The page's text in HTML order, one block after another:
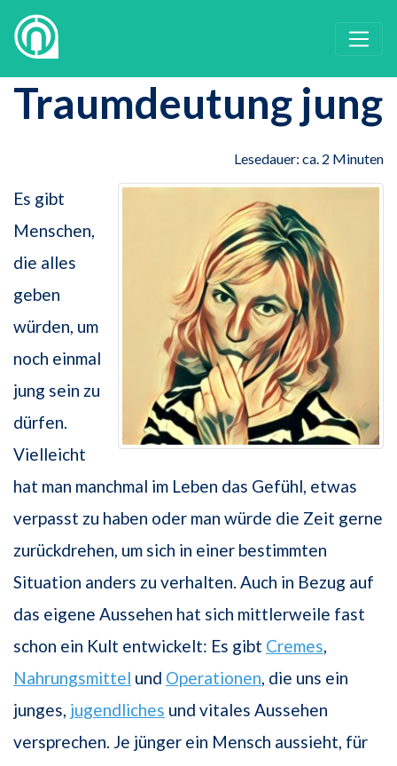
Traumdeutung jung
Lesedauer: ca. 2 Minuten
Es gibt
Menschen,
die alles
geben
würden, um
noch einmal
jung sein zu
dürfen.
Vielleicht
hat man manchmal im Leben das Gefühl, etwas
verpasst zu haben oder man würde die Zeit gerne
zurückdrehen, um sich in einer bestimmten
Situation anders zu verhalten. Auch in Bezug auf
das eigene Aussehen hat sich mittlerweile fast
schon ein Kult entwickelt: Es gibt Cremes,
Nahrungsmittel und Operationen, die uns ein
junges, jugendliches und vitales Aussehen
versprechen. Je jünger ein Mensch aussieht, für